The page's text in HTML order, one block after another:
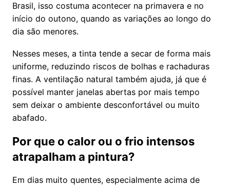
Brasil, isso costuma acontecer na primavera e no
início do outono, quando as variações ao longo do
dia são menores.
Nesses meses, a tinta tende a secar de forma mais
uniforme, reduzindo riscos de bolhas e rachaduras
finas. A ventilação natural também ajuda, já que é
possível manter janelas abertas por mais tempo
sem deixar o ambiente desconfortável ou muito
abafado.
Por que o calor ou o frio intensos
atrapalham a pintura?
Em dias muito quentes, especialmente acima de